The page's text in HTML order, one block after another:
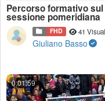
Percorso formativo
sessione pomeridiana
FHD 41
Giuliano Basso
0:01:59